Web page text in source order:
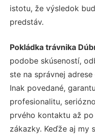
istotu, že výsledok
predstáv.
Pokládka trávnika
podobe skúseností,
ste na správnej
Inak povedané,
profesionalitu,
prvého kontaktu až
zákazky. Keďže aj my